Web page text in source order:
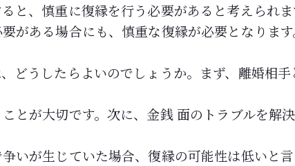
と、慎重に復縁を行う必要があると考えられま
がある場合にも、慎重な復縁が必要となります
どうしたらよいのでしょうか。まず、離婚相
とが大切です。次に、金銭 面のトラブルを解
いが生じていた場合、復縁の可能性は低いと